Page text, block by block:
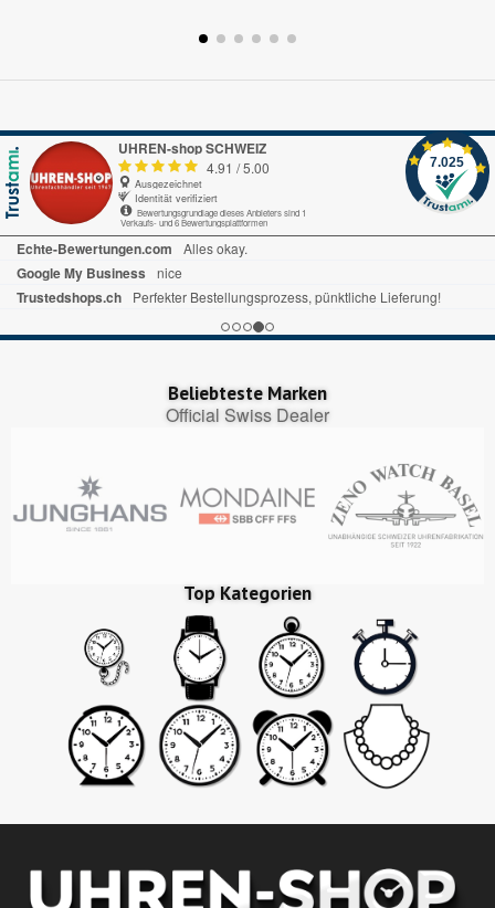
UHREN-shop SCHWEIZ
4.91 /5.00
Ausgezeichnet
Identität verifiziert
Bewertungsgrundlage dieses Anbieters sind 1
Verkaufs- und 6 Bewertungsplattformen
7.025
Echte-Bewertungen.com Alles okay.
Google My Business nice
Trustedshops.ch Perfekter Bestellungsprozess, pünktliche Lieferung!
Beliebteste Marken
Official Swiss Dealer
Top Kategorien